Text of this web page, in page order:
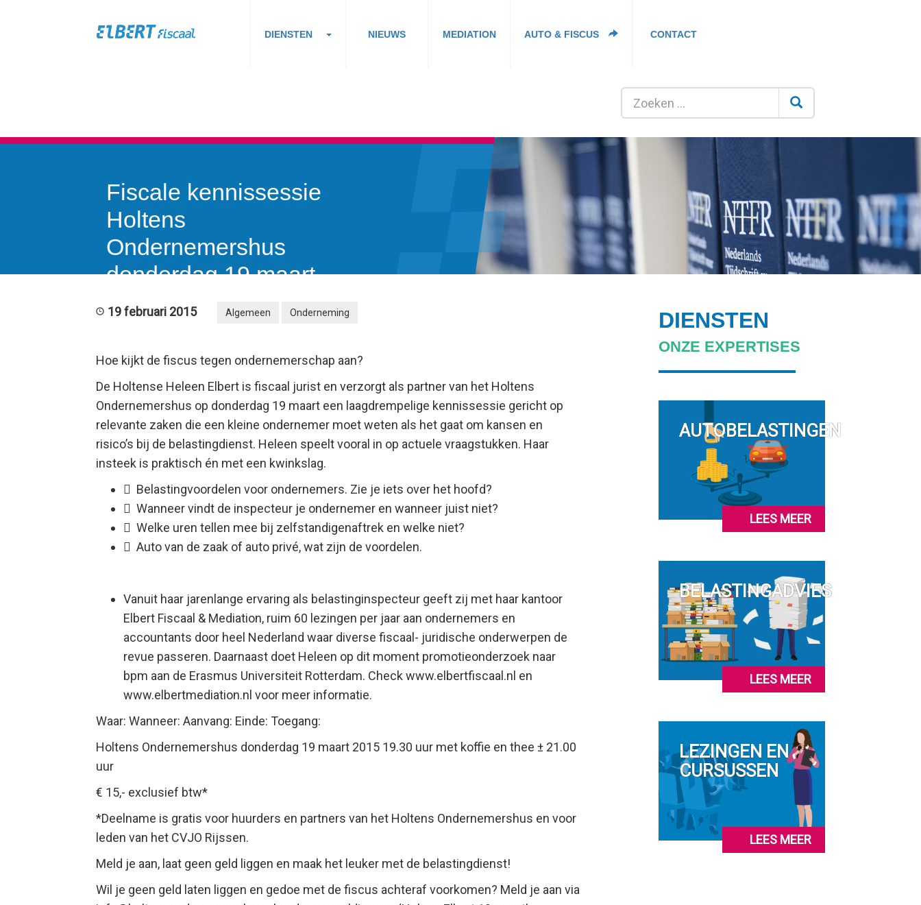
DIENSTEN NIEUWS MEDIATION AUTO & FISCUS CONTACT
Fiscale kennissessie
Holtens
Ondernemershus
donderdag 19 maart
2015
19 februari 2015 Algemeen Onderneming
Hoe kijkt de fiscus tegen ondernemerschap aan?
De Holtense Heleen Elbert is fiscaal jurist en verzorgt als partner van het Holtens
Ondernemershus op donderdag 19 maart een laagdrempelige kennissessie gericht op
relevante zaken die een kleine ondernemer moet weten als het gaat om kansen en
risico’s bij de belastingdienst. Heleen speelt vooral in op actuele vraagstukken. Haar
insteek is praktisch én met een kwinkslag.
 Belastingvoordelen voor ondernemers. Zie je iets over het hoofd?
 Wanneer vindt de inspecteur je ondernemer en wanneer juist niet?
 Welke uren tellen mee bij zelfstandigenaftrek en welke niet?
 Auto van de zaak of auto privé, wat zijn de voordelen.
Vanuit haar jarenlange ervaring als belastinginspecteur geeft zij met haar kantoor
Elbert Fiscaal & Mediation, ruim 60 lezingen per jaar aan ondernemers en
accountants door heel Nederland waar diverse fiscaal- juridische onderwerpen de
revue passeren. Daarnaast doet Heleen op dit moment promotieonderzoek naar
bpm aan de Erasmus Universiteit Rotterdam. Check www.elbertfiscaal.nl en
www.elbertmediation.nl voor meer informatie.
Waar: Wanneer: Aanvang: Einde: Toegang:
Holtens Ondernemershus donderdag 19 maart 2015 19.30 uur met koffie en thee ± 21.00
uur
€ 15,- exclusief btw*
*Deelname is gratis voor huurders en partners van het Holtens Ondernemershus en voor
leden van het CVJO Rijssen.
Meld je aan, laat geen geld liggen en maak het leuker met de belastingdienst!
Wil je geen geld laten liggen en gedoe met de fiscus achteraf voorkomen? Meld je aan via
DIENSTEN
ONZE EXPERTISES
AUTOBELASTINGEN
LEES MEER
BELASTINGADVIES
LEES MEER
LEZINGEN EN
CURSUSSEN
LEES MEER